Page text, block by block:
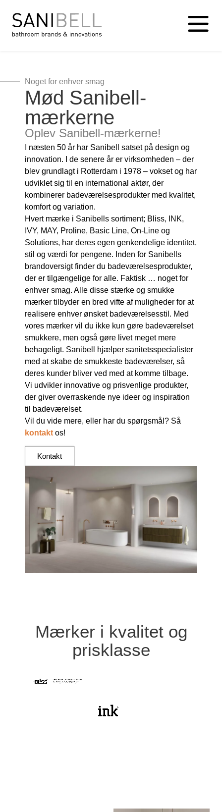
Noget for enhver smag
Mød Sanibell-
mærkerne
Oplev Sanibell-mærkerne!
I næsten 50 år har Sanibell satset på design og
innovation. I de senere år er virksomheden – der
blev grundlagt i Rotterdam i 1978 – vokset og har
udviklet sig til en international aktør, der
kombinerer badeværelsesprodukter med kvalitet,
komfort og variation.
Hvert mærke i Sanibells sortiment; Bliss, INK,
IVY, MAY, Proline, Basic Line, On-Line og
Solutions, har deres egen genkendelige identitet,
stil og værdi for pengene. Inden for Sanibells
brandoversigt finder du badeværelsesprodukter,
der er tilgængelige for alle. Faktisk … noget for
enhver smag. Alle disse stærke og smukke
mærker tilbyder en bred vifte af muligheder for at
realisere enhver ønsket badeværelsesstil. Med
vores mærker vil du ikke kun gøre badeværelset
smukkere, men også gøre livet meget mere
behageligt. Sanibell hjælper sanitetsspecialister
med at skabe de smukkeste badeværelser, så
deres kunder bliver ved med at komme tilbage.
Vi udvikler innovative og prisvenlige produkter,
der giver overraskende nye ideer og inspiration
til badeværelset.
Vil du vide mere, eller har du spørgsmål? Så
kontakt os!
Kontakt
Mærker i kvalitet og
prisklasse